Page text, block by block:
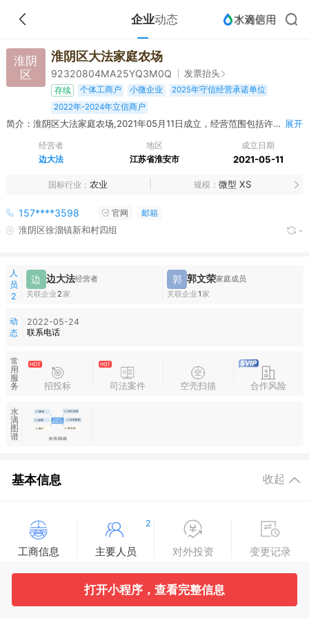
企业动态
淮阴
区
淮阴区大法家庭农场
92320804MA25YQ3M0Q 发票抬头
存续 个体工商户 小微企业
2025年守信经营承诺单位
2022年-2024年立信商户
简介：淮阴区大法家庭农场,2021年05月11日成立，经营范围包括许可项目：水产养殖；动物饲养（依法须经批准的项目，经相关部门批准后方可开展经营活动，具体经营项目以审批结果为准） 一般项目：谷物种植（除依法须经批准的项目外，凭营业执照依法自主开展经营活动） 展开
经营者
边大法
地区
江苏省淮安市
成立日期
2021-05-11
国标行业 农业 规模 微型 XS
157****3598 官网 邮箱
淮阴区徐溜镇新和村四组 -
人
员
2
边 边大法经营者
关联企业2家
郭 郭文荣家庭成员
关联企业1家
动
态
2022-05-24
联系电话
常
用
服
务
招投标 司法案件 空壳扫描 合作风险
水
滴
图
谱
基本信息 收起
工商信息
2
主要人员 对外投资 变更记录
8
打开小程序，查看完整信息